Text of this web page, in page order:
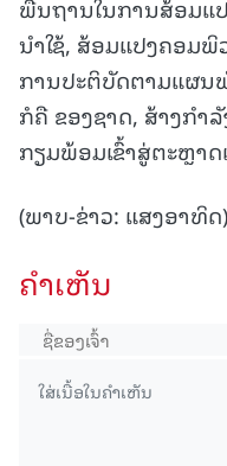
ພື້ນຖານໃນການສ້ອມແ
ນຳໃຊ້, ສ້ອມແປງຄອມພິ
ການປະຕິບັດຕາມແຜນ
ກໍຄື ຂອງຊາດ, ສ້າງກຳ
ກຽມພ້ອມເຂົ້າສູ່ຕະຫຼາດ
(ພາບ-ຂ່າວ: ແສງອາທິດ)
ຄໍາເຫັນ